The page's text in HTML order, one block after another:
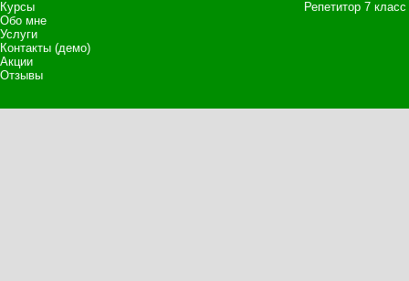
Курсы
Обо мне
Услуги
Контакты (демо)
Акции
Отзывы
Репетитор 7 класс